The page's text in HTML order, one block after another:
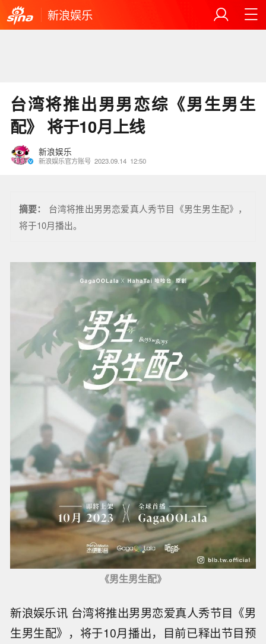
新浪娱乐
台湾将推出男男恋综《男生男生
配》 将于10月上线
新浪娱乐
新浪娱乐官方账号 2023.09.14 12:50
摘要：
台湾将推出男男恋爱真人秀节目《男生男生配》，
将于10月播出。
《男生男生配》
新浪娱乐讯 台湾将推出男男恋爱真人秀节目《男
生男生配》，将于10月播出，目前已释出节目预